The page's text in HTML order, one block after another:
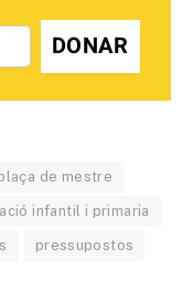
DONAR
de mestre
infantil i primaria
pressupostos